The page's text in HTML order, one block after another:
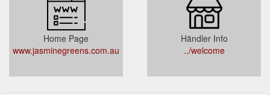
Home Page
www.jasminegreens.com.au
Händler Info
../welcome